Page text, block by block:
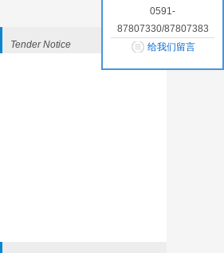
Tender Notice
0591-
87807330/87807383
给我们留言